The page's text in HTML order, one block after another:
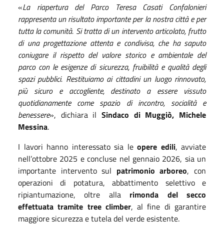
«La riapertura del Parco Teresa Casati Confalonieri
rappresenta un risultato importante per la nostra città e per
tutta la comunità. Si tratta di un intervento articolato, frutto
di una progettazione attenta e condivisa, che ha saputo
coniugare il rispetto del valore storico e ambientale del
parco con le esigenze di sicurezza, fruibilità e qualità degli
spazi pubblici. Restituiamo ai cittadini un luogo rinnovato,
più sicuro e accogliente, destinato a essere vissuto
quotidianamente come spazio di incontro, socialità e
benessere», dichiara il Sindaco di Muggiò, Michele
Messina.
I lavori hanno interessato sia le opere edili, avviate
nell’ottobre 2025 e concluse nel gennaio 2026, sia un
importante intervento sul patrimonio arboreo, con
operazioni di potatura, abbattimento selettivo e
ripiantumazione, oltre alla rimonda del secco
effettuata tramite tree climber, al fine di garantire
maggiore sicurezza e tutela del verde esistente.